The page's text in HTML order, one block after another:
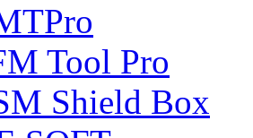
Tool Pro
Shield Box